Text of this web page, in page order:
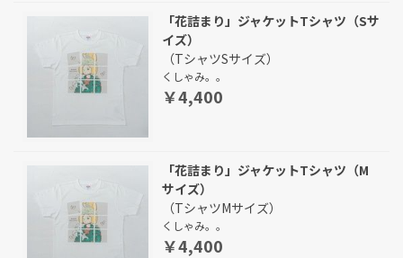
「花詰まり」ジャケットTシャツ（Sサ
イズ）
（TシャツSサイズ）
くしゃみ。。
￥4,400
「花詰まり」ジャケットTシャツ（M
サイズ）
（TシャツMサイズ）
くしゃみ。。
￥4,400